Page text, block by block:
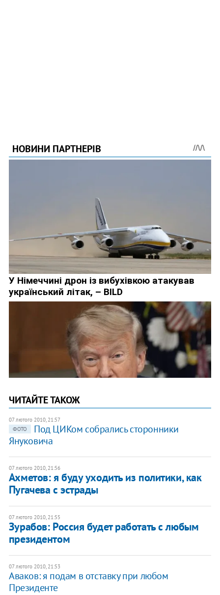
ЧИТАЙТЕ ТАКОЖ
07 лютого 2010, 21:57
ФОТО
Под ЦИКом собрались сторонники
Януковича
07 лютого 2010, 21:56
Ахметов: я буду уходить из политики, как
Пугачева с эстрады
07 лютого 2010, 21:55
Зурабов: Россия будет работать с любым
президентом
07 лютого 2010, 21:53
Аваков: я подам в отставку при любом
Президенте